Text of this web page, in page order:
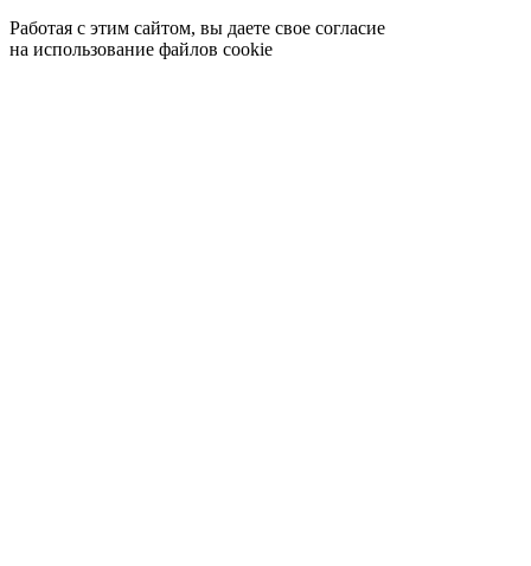
Работая с этим сайтом, вы даете свое согласие
на использование файлов cookie